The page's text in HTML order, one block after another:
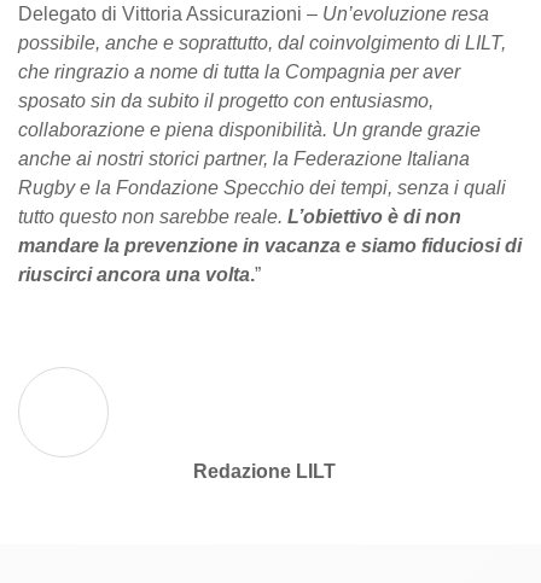
Delegato di Vittoria Assicurazioni – Un’evoluzione resa
possibile, anche e soprattutto, dal coinvolgimento di LILT,
che ringrazio a nome di tutta la Compagnia per aver
sposato sin da subito il progetto con entusiasmo,
collaborazione e piena disponibilità. Un grande grazie
anche ai nostri storici partner, la Federazione Italiana
Rugby e la Fondazione Specchio dei tempi, senza i quali
tutto questo non sarebbe reale. L’obiettivo è di non
mandare la prevenzione in vacanza e siamo fiduciosi di
riuscirci ancora una volta.”
Redazione LILT